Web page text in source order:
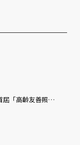
屆「高齡友善照護